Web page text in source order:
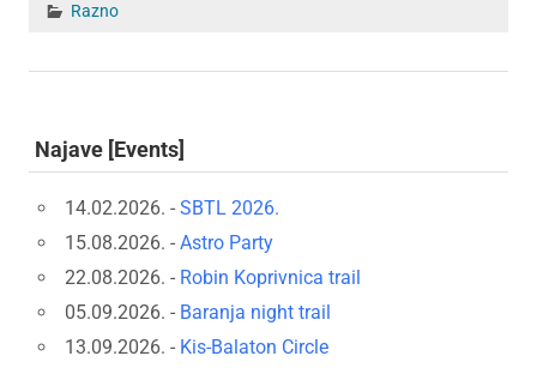
Razno
Najave [Events]
14.02.2026. - SBTL 2026.
15.08.2026. - Astro Party
22.08.2026. - Robin Koprivnica trail
05.09.2026. - Baranja night trail
13.09.2026. - Kis-Balaton Circle